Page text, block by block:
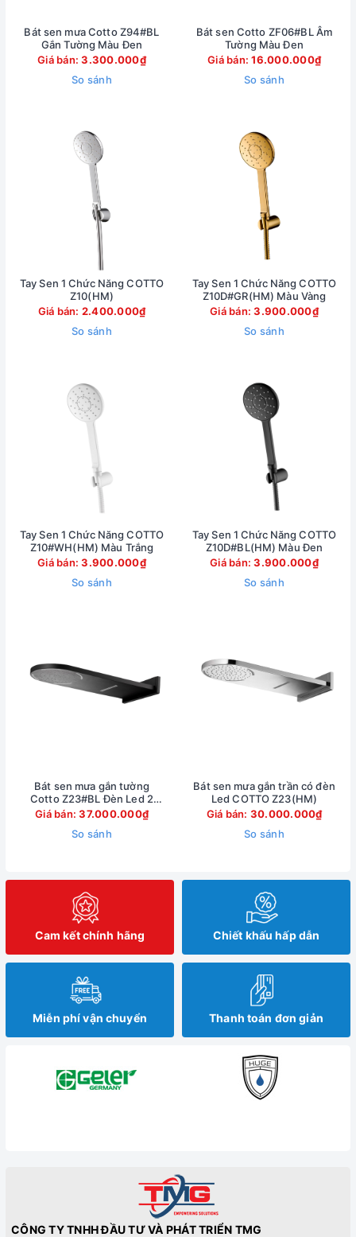
Bát sen mưa Cotto Z94#BL
Gắn Tường Màu Đen
Giá bán:3.300.000₫
So sánh
Bát sen Cotto ZF06#BL Âm
Tường Màu Đen
Giá bán:16.000.000₫
So sánh
Tay Sen 1 Chức Năng COTTO
Z10(HM)
Giá bán: 2.400.000₫
So sánh
Tay Sen 1 Chức Năng COTTO
Z10D#GR(HM) Màu Vàng
Giá bán:3.900.000₫
So sánh
Tay Sen 1 Chức Năng COTTO
Z10#WH(HM) Màu Trắng
Giá bán:3.900.000₫
So sánh
Tay Sen 1 Chức Năng COTTO
Z10D#BL(HM) Màu Đen
Giá bán:3.900.000₫
So sánh
Bát sen mưa gắn tường
Cotto Z23#BL Đèn Led 2
Chức Năng màu Đen
Giá bán:37.000.000₫
So sánh
Bát sen mưa gắn trần có đèn
Led COTTO Z23(HM)
Giá bán: 30.000.000₫
So sánh
Cam kết chính hãng Chiết khấu hấp dẫn
Miễn phí vận chuyển Thanh toán đơn giản
CÔNG TY TNHH ĐẦU TƯ VÀ PHÁT TRIỂN TMG